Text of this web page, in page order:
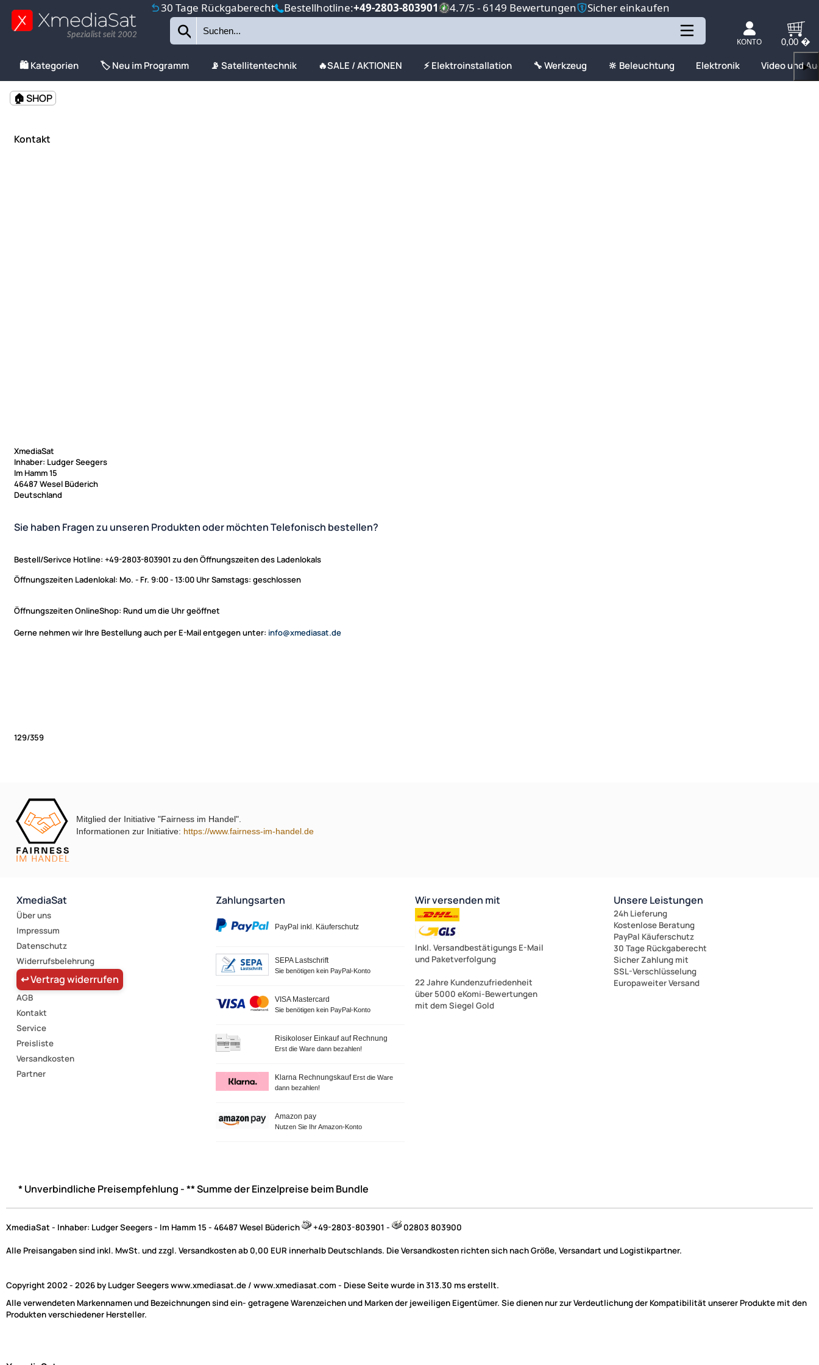
30 Tage Rückgaberecht Bestellhotline:+49-2803-803901 4.7/5 - 6149 Bewertungen Sicher einkaufen
Spezialist seit 2002
KONTO 0,00 �
🛍️ Kategorien 🏷️ Neu im Programm 📡 Satellitentechnik 🔥SALE / AKTIONEN ⚡ Elektroinstallation 🔧 Werkzeug 🔆 Beleuchtung Elektronik Video und▶
🏠 SHOP
Kontakt
XmediaSat
Inhaber: Ludger Seegers
Im Hamm 15
46487 Wesel Büderich
Deutschland
Sie haben Fragen zu unseren Produkten oder möchten Telefonisch bestellen?
Bestell/Serivce Hotline: +49-2803-803901 zu den Öffnungszeiten des Ladenlokals
Öffnungszeiten Ladenlokal: Mo. - Fr. 9:00 - 13:00 Uhr Samstags: geschlossen
Öffnungszeiten OnlineShop: Rund um die Uhr geöffnet
Gerne nehmen wir Ihre Bestellung auch per E-Mail entgegen unter: info@xmediasat.de
129/359
Mitglied der Initiative "Fairness im Handel".
Informationen zur Initiative: https://www.fairness-im-handel.de
XmediaSat
Über uns
Impressum
Datenschutz
Widerrufsbelehrung
↩ Vertrag widerrufen
AGB
Kontakt
Service
Preisliste
Versandkosten
Partner
Zahlungsarten
PayPal inkl. Käuferschutz
SEPA Lastschrift
Sie benötigen kein PayPal-Konto
VISA Mastercard
Sie benötigen kein PayPal-Konto
Risikoloser Einkauf auf Rechnung
Erst die Ware dann bezahlen!
Klarna Rechnungskauf Erst die Ware
dann bezahlen!
Amazon pay
Nutzen Sie Ihr Amazon-Konto
Wir versenden mit
Inkl. Versandbestätigungs E-Mail
und Paketverfolgung
22 Jahre Kundenzufriedenheit
über 5000 eKomi-Bewertungen
mit dem Siegel Gold
Unsere Leistungen
24h Lieferung
Kostenlose Beratung
PayPal Käuferschutz
30 Tage Rückgaberecht
Sicher Zahlung mit
SSL-Verschlüsselung
Europaweiter Versand
* Unverbindliche Preisempfehlung - ** Summe der Einzelpreise beim Bundle
XmediaSat - Inhaber: Ludger Seegers - Im Hamm 15 - 46487 Wesel Büderich +49-2803-803901 - 02803 803900
Alle Preisangaben sind inkl. MwSt. und zzgl. Versandkosten ab 0,00 EUR innerhalb Deutschlands. Die Versandkosten richten sich nach Größe, Versandart und Logistikpartner.
Copyright 2002 - 2026 by Ludger Seegers www.xmediasat.de / www.xmediasat.com - Diese Seite wurde in 313.30 ms erstellt.
Alle verwendeten Markennamen und Bezeichnungen sind ein- getragene Warenzeichen und Marken der jeweiligen Eigentümer. Sie dienen nur zur Verdeutlichung der Kompatibilität unserer Produkte mit den
Produkten verschiedener Hersteller.